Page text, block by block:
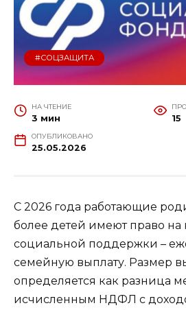
#СОЦЗАЩИТА
НА ЧТЕНИЕ
3 мин 15
ОПУБЛИКОВАНО
25.05.2026
С 2026 года работающие
более детей имеют право
социальной поддержки –
семейную выплату. Размер
определяется как разница
исчисленным НДФЛ с